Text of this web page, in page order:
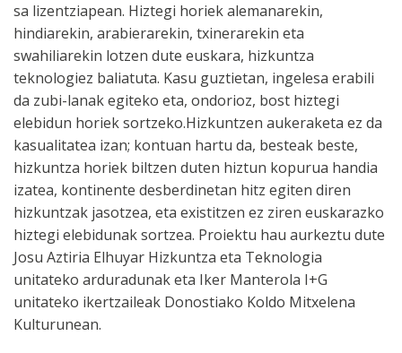
sa lizentziapean. Hiztegi horiek alemanarekin,
hindiarekin, arabierarekin, txinerarekin eta
swahiliarekin lotzen dute euskara, hizkuntza
teknologiez baliatuta. Kasu guztietan, ingelesa erabili
da zubi-lanak egiteko eta, ondorioz, bost hiztegi
elebidun horiek sortzeko.Hizkuntzen aukeraketa ez da
kasualitatea izan; kontuan hartu da, besteak beste,
hizkuntza horiek biltzen duten hiztun kopurua handia
izatea, kontinente desberdinetan hitz egiten diren
hizkuntzak jasotzea, eta existitzen ez ziren euskarazko
hiztegi elebidunak sortzea. Proiektu hau aurkeztu dute
Josu Aztiria Elhuyar Hizkuntza eta Teknologia
unitateko arduradunak eta Iker Manterola I+G
unitateko ikertzaileak Donostiako Koldo Mitxelena
Kulturunean.